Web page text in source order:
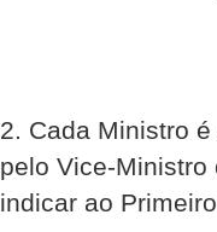
2. Cada Ministro
pelo Vice-
indicar ao